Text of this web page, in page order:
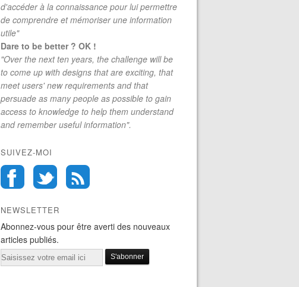
d'accéder à la connaissance pour lui permettre
de comprendre et mémoriser une information
utile"
Dare to be better ? OK !
"Over the next ten years, the challenge will be
to come up with designs that are exciting, that
meet users' new requirements and that
persuade as many people as possible to gain
access to knowledge to help them understand
and remember useful information".
SUIVEZ-MOI
NEWSLETTER
Abonnez-vous pour être averti des nouveaux
articles publiés.
Email